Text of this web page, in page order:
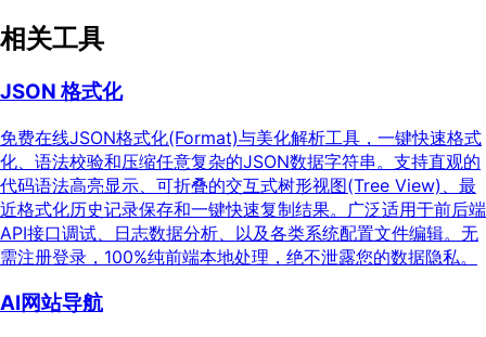
相关工具
JSON 格式化
免费在线JSON格式化(Format)与美化解析工具，一键快速格式
化、语法校验和压缩任意复杂的JSON数据字符串。支持直观的
代码语法高亮显示、可折叠的交互式树形视图(Tree View)、最
近格式化历史记录保存和一键快速复制结果。广泛适用于前后端
API接口调试、日志数据分析、以及各类系统配置文件编辑。无
需注册登录，100%纯前端本地处理，绝不泄露您的数据隐私。
AI网站导航